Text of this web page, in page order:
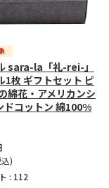
sara-la「礼-rei-」
1枚 ギフトセット ピ
綿花・アメリカンシ
ドコットン 綿100%
)
: 112